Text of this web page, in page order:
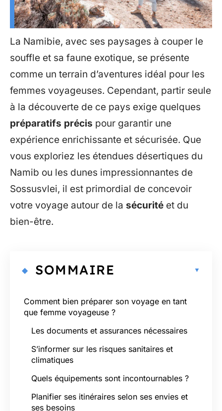
La Namibie, avec ses paysages à couper le
souffle et sa faune exotique, se présente
comme un terrain d’aventures idéal pour les
femmes voyageuses. Cependant, partir seule
à la découverte de ce pays exige quelques
préparatifs précis pour garantir une
expérience enrichissante et sécurisée. Que
vous exploriez les étendues désertiques du
Namib ou les dunes impressionnantes de
Sossusvlei, il est primordial de concevoir
votre voyage autour de la sécurité et du
bien-être.
SOMMAIRE
Comment bien préparer son voyage en tant
que femme voyageuse ?
Les documents et assurances nécessaires
S’informer sur les risques sanitaires et
climatiques
Quels équipements sont incontournables ?
Planifier ses itinéraires selon ses envies et
ses besoins